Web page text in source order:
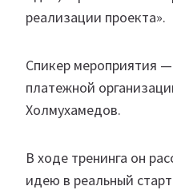
реализации проекта».
Спикер мероприятия
платежной
Холмухамедов.
В ходе тренинга он
идею в реальный